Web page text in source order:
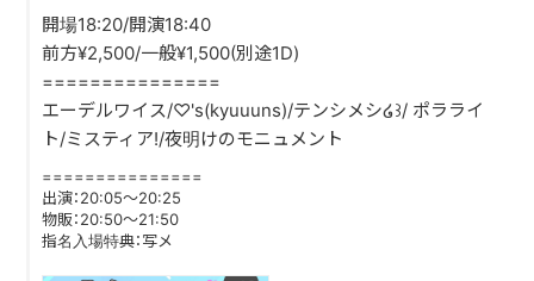
LIVE
開場18:20/開演18:40
前方¥2,500/一般¥1,500(別途1D)
===============
エーデルワイス/♡'s(kyuuuns)/テンシメシ໒꒱/ ポラライ
ト/ミスティア!/夜明けのモニュメント
===============
出演：20:05〜20:25
物販：20:50〜21:50
指名入場特典：写メ